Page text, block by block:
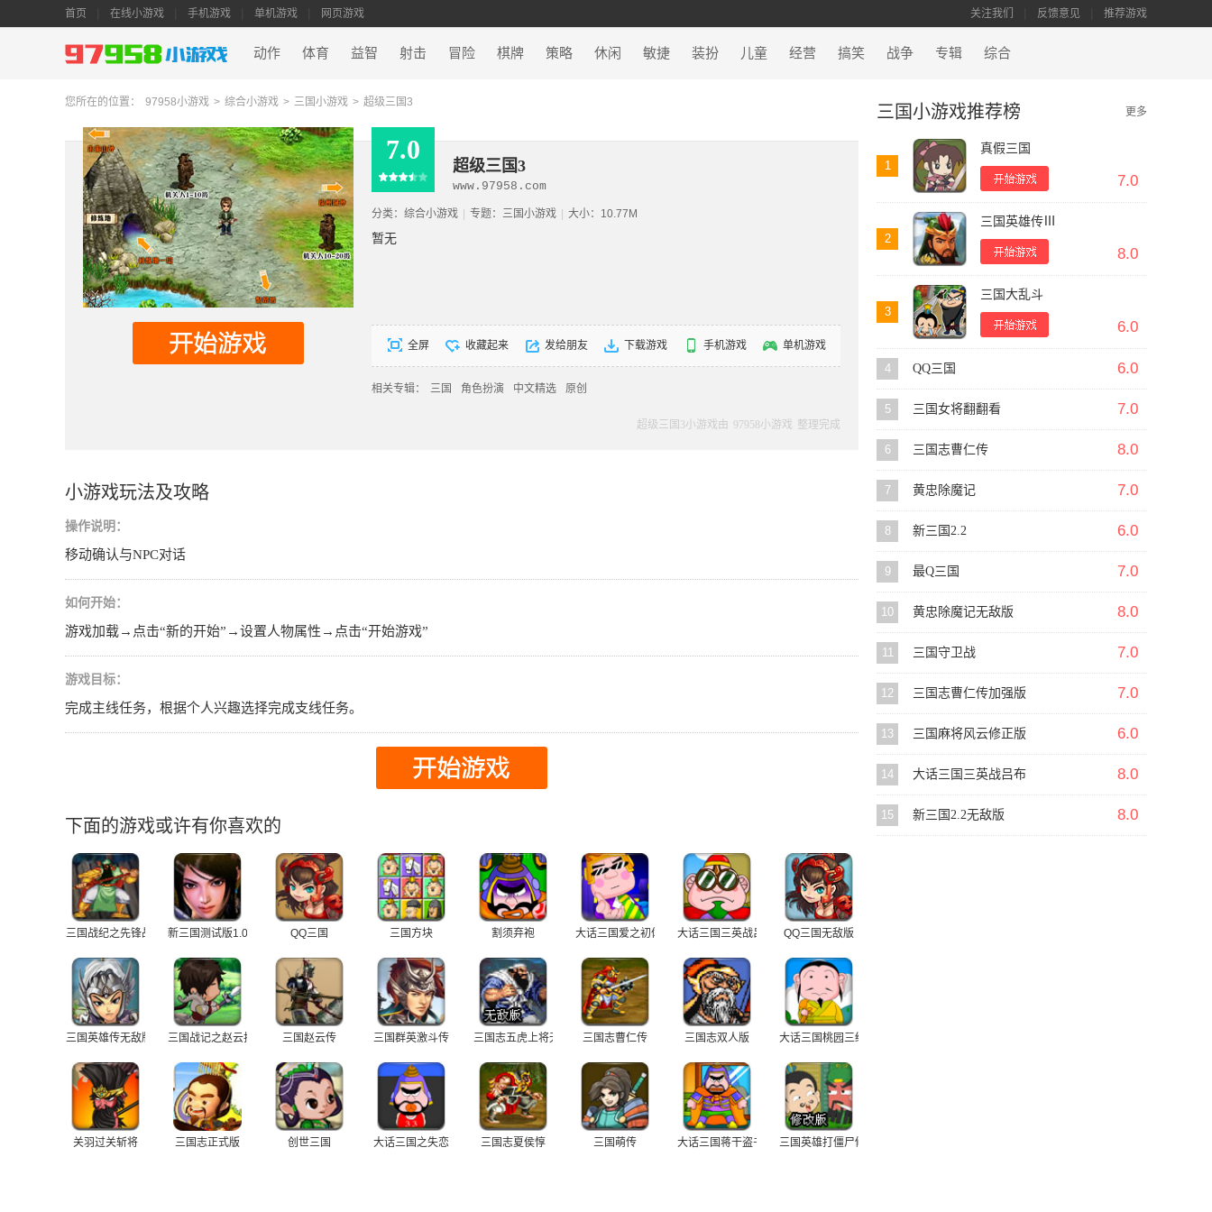
首页 在线小游戏 手机游戏 单机游戏 网页游戏 关注我们 反馈意见 推荐游戏
动作 体育 益智 射击 冒险 棋牌 策略 休闲 敏捷 装扮 儿童 经营 搞笑 战争 专辑 综合
您所在的位置： 97958小游戏 > 综合小游戏 > 三国小游戏 > 超级三国3
7.0
超级三国3
www.97958.com
分类： 综合小游戏 专题： 三国小游戏 大小：10.77M
暂无
全屏 收藏起来 发给朋友 下载游戏 手机游戏 单机游戏
相关专辑： 三国 角色扮演 中文精选 原创
超级三国3小游戏由 97958小游戏 整理完成
小游戏玩法及攻略
操作说明：
移动确认与NPC对话
如何开始：
游戏加载→点击“新的开始”→设置人物属性→点击“开始游戏”
游戏目标：
完成主线任务，根据个人兴趣选择完成支线任务。
下面的游戏或许有你喜欢的
三国战纪之先锋战 新三国测试版1.03 QQ三国 三国方块 割须弃袍 大话三国爱之初体验 大话三国三英战吕布 QQ三国无敌版
三国英雄传无敌版 三国战记之赵云护主 三国赵云传 三国群英激斗传 三国志五虎上将无敌版 三国志曹仁传 三国志双人版 大话三国桃园三结义
关羽过关斩将 三国志正式版 创世三国 大话三国之失恋 三国志夏侯惇 三国萌传 大话三国蒋干盗书 三国英雄打僵尸修改版
三国小游戏推荐榜 更多
1
真假三国
7.0
2
三国英雄传Ⅲ
8.0
3
三国大乱斗
6.0
4 QQ三国 6.0
5 三国女将翻翻看 7.0
6 三国志曹仁传 8.0
7 黄忠除魔记 7.0
8 新三国2.2 6.0
9 最Q三国 7.0
10 黄忠除魔记无敌版 8.0
11 三国守卫战 7.0
12 三国志曹仁传加强版 7.0
13 三国麻将风云修正版 6.0
14 大话三国三英战吕布 8.0
15 新三国2.2无敌版 8.0